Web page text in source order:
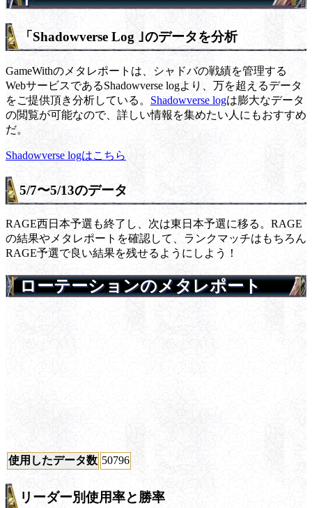
「Shadowverse Log ｣のデータを分析
GameWithのメタレポートは、シャドバの戦績を管理する
WebサービスであるShadowverse logより、万を超えるデータ
をご提供頂き分析している。 Shadowverse logは膨大なデータ
の閲覧が可能なので、詳しい情報を集めたい人にもおすすめ
だ。
Shadowverse logはこちら
5/7〜5/13のデータ
RAGE西日本予選も終了し、次は東日本予選に移る。RAGE
の結果やメタレポートを確認して、ランクマッチはもちろん
RAGE予選で良い結果を残せるようにしよう！
ローテーションのメタレポート
使用したデータ数 50796
リーダー別使用率と勝率